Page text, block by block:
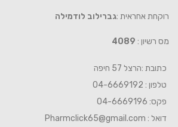
רוקחת אחראית :גברילוב לודמילה
מס רשיון : 4089
כתובת :הרצל 57 חיפה
טלפון : 04-6669192
פקס: 04-6669196
דואל : Pharmclick65@gmail.com